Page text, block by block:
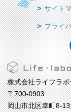
サイト
プライ
株式会社ライフラ
〒700-0903
岡山市北区幸町8-